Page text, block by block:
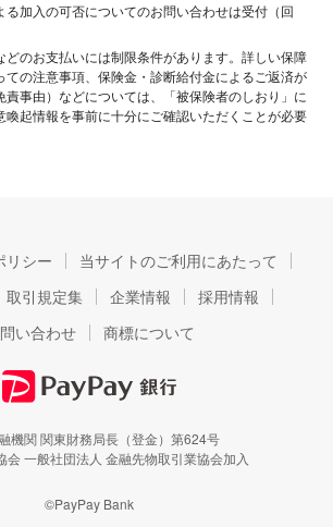
る加入の可否についてのお問い合わせは受付（回
どのお支払いには制限条件があります。詳しい保障
ての注意事項、保険金・診断給付金によるご返済が
責事由）などについては、「被保険者のしおり」に
喚起情報を事前に十分にご確認いただくことが必要
リシー
当サイトのご利用にあたって
取引規定集 企業情報
採用情報
い合わせ
商標について
機関 関東財務局長（登金）第624号
会 一般社団法人 金融先物取引業協会加入
©PayPay Bank